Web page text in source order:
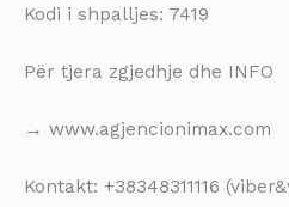
Kodi i shpalljes: 7419
Për tjera zgjedhje dhe INFO
→ www.agjencionimax.com
Kontakt: +38348311116